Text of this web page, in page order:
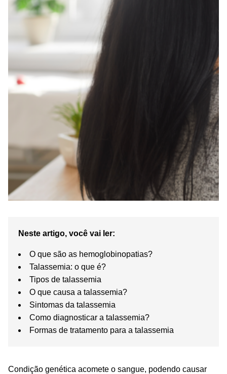
Neste artigo, você vai ler:
O que são as hemoglobinopatias?
Talassemia: o que é?
Tipos de talassemia
O que causa a talassemia?
Sintomas da talassemia
Como diagnosticar a talassemia?
Formas de tratamento para a talassemia
Condição genética acomete o sangue, podendo causar